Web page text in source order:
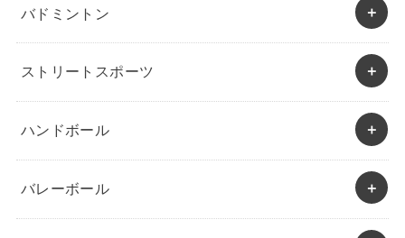
バドミントン
ストリートスポーツ
ハンドボール
バレーボール